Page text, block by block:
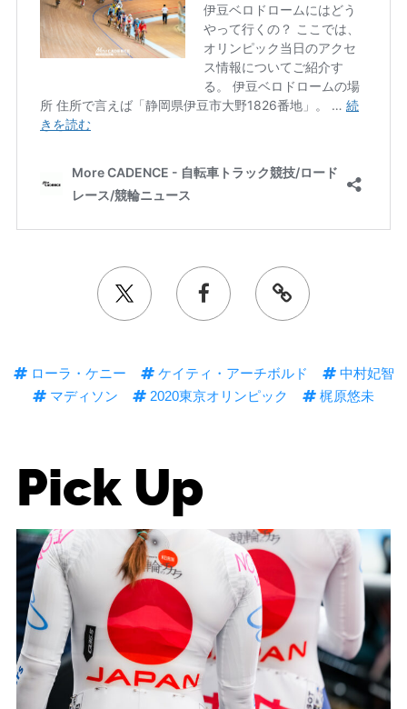
ローラ・ケニー ケイティ・アーチボルド
中村妃智
マディソン
2020東京オリンピック 梶原悠未
Pick Up